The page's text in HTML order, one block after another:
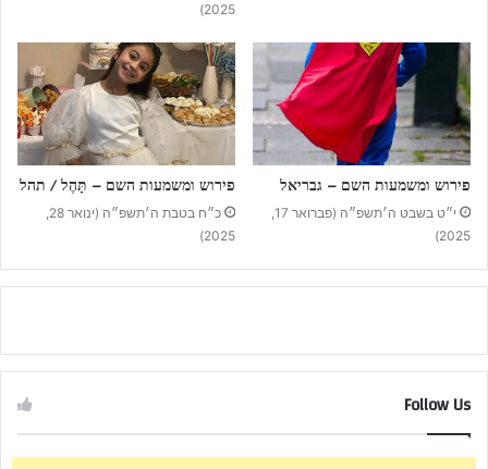
2025)
פירוש ומשמעות השם – גבריאל
י״ט בשבט ה׳תשפ״ה (פברואר 17,
2025)
פירוש ומשמעות השם – תָּהֶל / תהל
כ״ח בטבת ה׳תשפ״ה (ינואר 28,
2025)
Follow Us